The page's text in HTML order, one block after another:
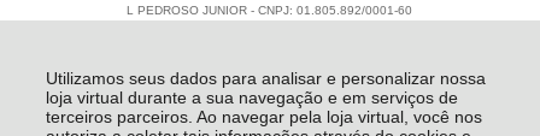
Utilizamos seus dados para analisar e personalizar nossa
loja virtual durante a sua navegação e em serviços de
terceiros parceiros. Ao navegar pela loja virtual, você nos
L PEDROSO JUNIOR - CNPJ: 01.805.892/0001-60